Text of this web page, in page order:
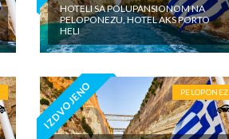
HOTELI SA POLUPANSIONOM NA
PELOPONEZU, HOTEL AKS PORTO
HELI
IZDVOJENO PELOPONEZ